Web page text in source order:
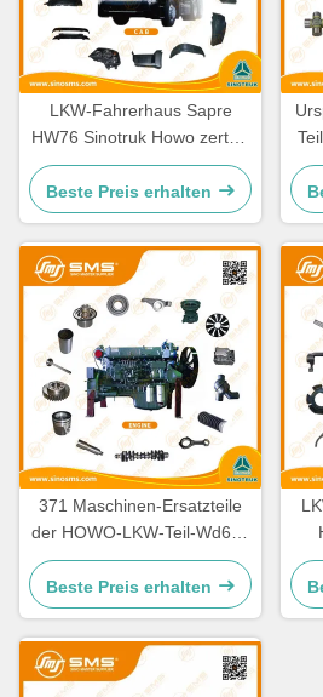
LKW-Fahrerhaus Sapre
HW76 Sinotruk Howo zerteilt
Ersatzteile Cabine
Beste Preis erhalten
371 Maschinen-Ersatzteile
der HOWO-LKW-Teil-Wd615
336 Maschinen-Ersatzteile
Beste Preis erhalten